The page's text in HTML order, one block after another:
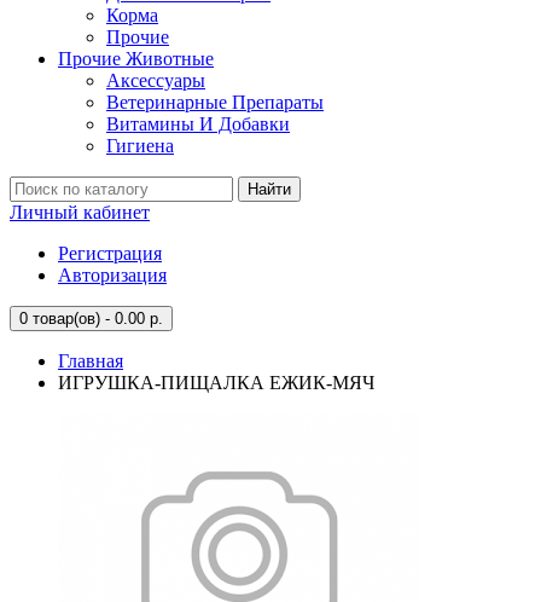
Корма
Прочие
Прочие Животные
Аксессуары
Ветеринарные Препараты
Витамины И Добавки
Гигиена
Найти
Личный кабинет
Регистрация
Авторизация
0 товар(ов) - 0.00 р.
Главная
ИГРУШКА-ПИЩАЛКА ЕЖИК-МЯЧ